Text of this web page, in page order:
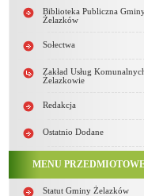
Biblioteka Publiczna
Żelazków
Sołectwa
Zakład Usług
Żelazkowie
Redakcja
Ostatnio Dodane
MENU
Statut Gminy Żelazków